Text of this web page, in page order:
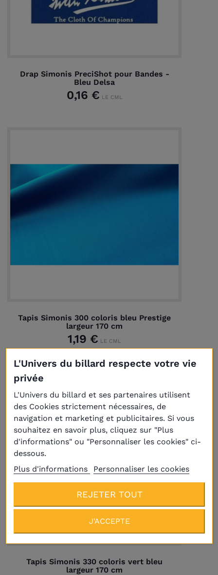
Drap Simonis PreciShot pour Bandes -
Bleu Delsa
0,16 € LE CML
Tapis Simonis 300 coloris bleu Prestige
largeur 170 cm
1,19 € LE CML
Tapis Simonis 330 coloris vert bleu
largeur 170 cm
L'Univers du billard respecte votre vie
privée
L'Univers du billard et ses partenaires utilisent
des Cookies strictement nécessaires, de
navigation et marketing et publicitaires. Si vous
souhaitez en savoir plus, cliquez sur "Plus
d'informations" ou "Personnaliser les cookies" ci-
dessous.
Plus d'informations
Personnaliser les cookies
REJETER TOUT
J'ACCEPTE